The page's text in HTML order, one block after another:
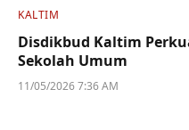
KALTIM
Disdikbud Kaltim
Sekolah Umum
11/05/2026 7:36 AM